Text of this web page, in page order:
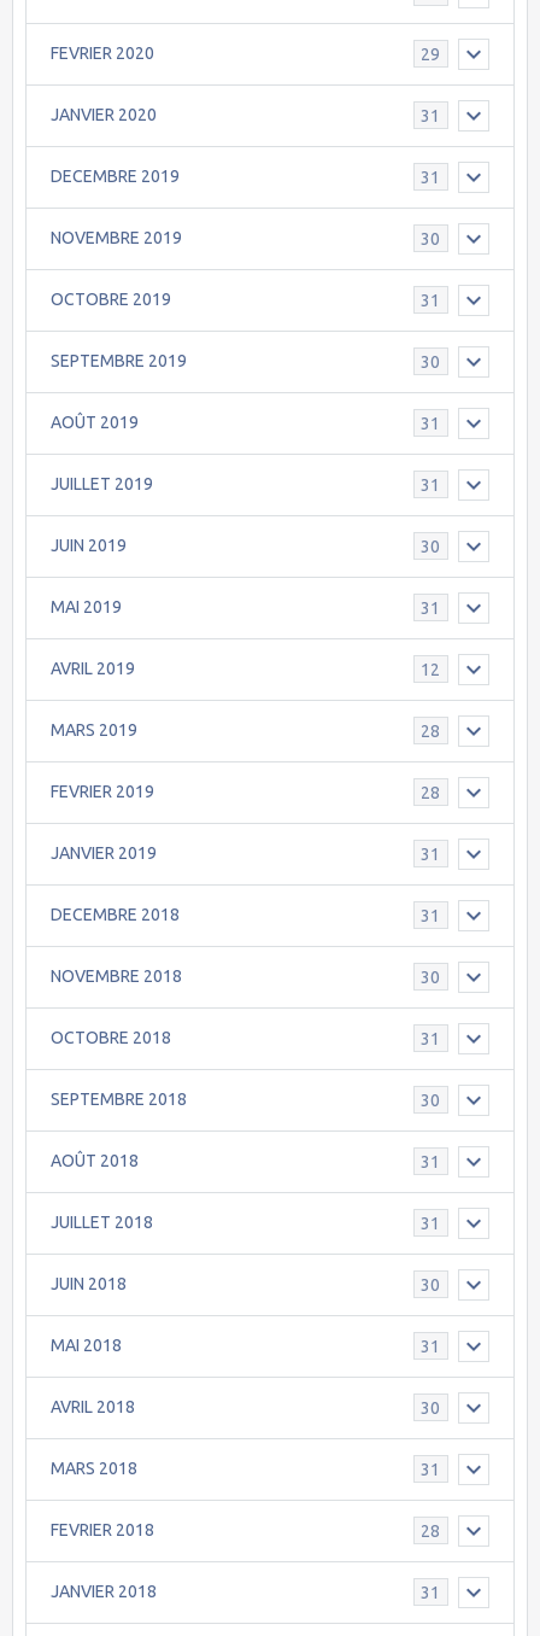
FEVRIER 2020 29
JANVIER 2020 31
DECEMBRE 2019 31
NOVEMBRE 2019 30
OCTOBRE 2019 31
SEPTEMBRE 2019 30
AOÛT 2019 31
JUILLET 2019 31
JUIN 2019 30
MAI 2019 31
AVRIL 2019 12
MARS 2019 28
FEVRIER 2019 28
JANVIER 2019 31
DECEMBRE 2018 31
NOVEMBRE 2018 30
OCTOBRE 2018 31
SEPTEMBRE 2018 30
AOÛT 2018 31
JUILLET 2018 31
JUIN 2018 30
MAI 2018 31
AVRIL 2018 30
MARS 2018 31
FEVRIER 2018 28
JANVIER 2018 31